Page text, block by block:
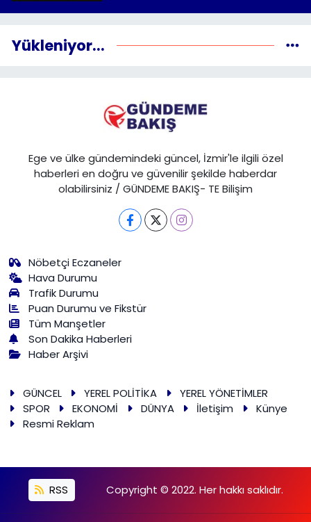
Yükleniyor...
Ege ve ülke gündemindeki güncel, İzmir'le ilgili özel
haberleri en doğru ve güvenilir şekilde haberdar
olabilirsiniz / GÜNDEME BAKIŞ- TE Bilişim
Nöbetçi Eczaneler
Hava Durumu
Trafik Durumu
Puan Durumu ve Fikstür
Tüm Manşetler
Son Dakika Haberleri
Haber Arşivi
GÜNCEL YEREL POLİTİKA
YEREL YÖNETİMLER
SPOR
EKONOMİ DÜNYA İletişim
Künye
Resmi Reklam
RSS Copyright © 2022. Her hakkı saklıdır.